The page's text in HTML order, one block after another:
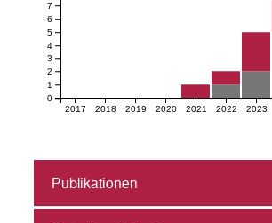
2017 2018 2019 2020 2021 2022 2023
0
1
2
3
4
5
6
7
Publikationen